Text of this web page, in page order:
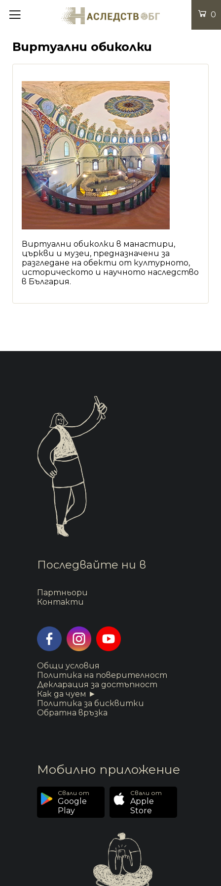
Виртуални обиколки
Виртуални обиколки в манастири,
църкви и музеи, предназначени за
разгледане на обекти от културното,
историческото и научното наследство
в България.
Последвайте ни в
Партньори
Контакти
Общи условия
Политика на поверителност
Декларация за достъпност
Как да чуем ►
Политика за бисквитки
Обратна връзка
Мобилно приложение
Свали от
Google
Play
Свали от
Apple
Store
0